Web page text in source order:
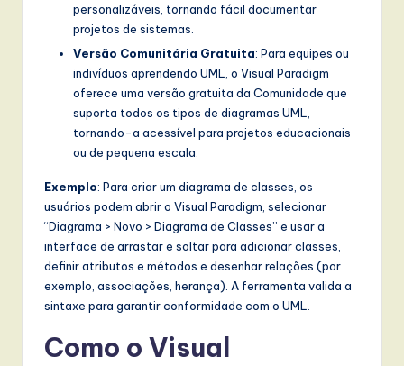
personalizáveis, tornando fácil documentar
projetos de sistemas.
Versão Comunitária Gratuita: Para equipes ou
indivíduos aprendendo UML, o Visual Paradigm
oferece uma versão gratuita da Comunidade que
suporta todos os tipos de diagramas UML,
tornando-a acessível para projetos educacionais
ou de pequena escala.
Exemplo: Para criar um diagrama de classes, os
usuários podem abrir o Visual Paradigm, selecionar
“Diagrama > Novo > Diagrama de Classes” e usar a
interface de arrastar e soltar para adicionar classes,
definir atributos e métodos e desenhar relações (por
exemplo, associações, herança). A ferramenta valida a
sintaxe para garantir conformidade com o UML.
Como o Visual